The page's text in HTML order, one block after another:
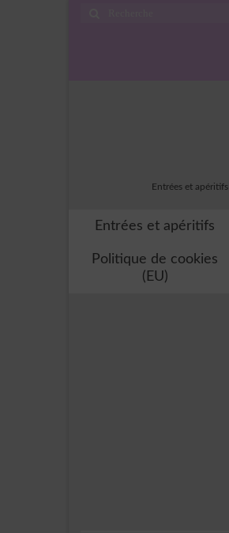
Entrées et apéritifs
Entrées et apéritifs
Politique de cookies
(EU)